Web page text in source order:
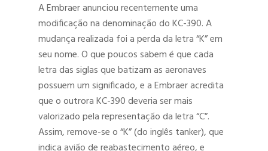
A Embraer anunciou recentemente uma
modificação na denominação do KC-390. A
mudança realizada foi a perda da letra “K” em
seu nome. O que poucos sabem é que cada
letra das siglas que batizam as aeronaves
possuem um significado, e a Embraer acredita
que o outrora KC-390 deveria ser mais
valorizado pela representação da letra “C”.
Assim, remove-se o “K” (do inglês tanker), que